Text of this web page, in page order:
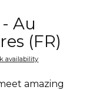
Au
(FR)
availability
amazing